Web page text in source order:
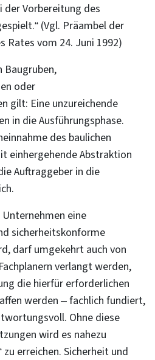
der Vorbereitung des
(Vgl. Präambel der
Rates vom 24. Juni 1992)
Baugruben,
oder
gilt: Eine unzureichende
in die Ausführungsphase.
des baulichen
einhergehende Abstraktion
Auftraggeber in die
eine
sicherheitskonforme
darf umgekehrt auch von
verlangt werden,
die hierfür erforderlichen
werden – fachlich fundiert,
Ohne diese
wird es nahezu
zu erreichen. Sicherheit und